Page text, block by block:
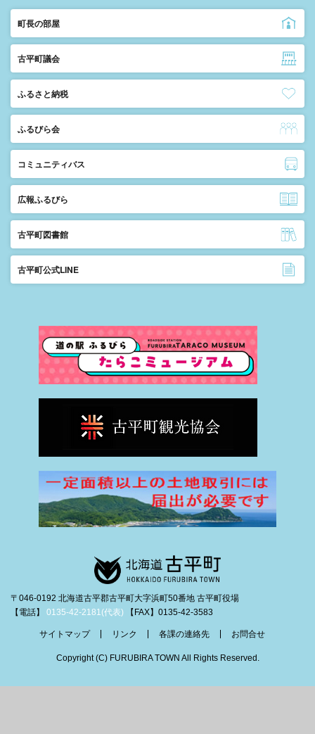
町長の部屋
古平町議会
ふるさと納税
ふるびら会
コミュニティバス
広報ふるびら
古平町図書館
古平町公式LINE
〒046-0192 北海道古平郡古平町大字浜町50番地 古平町役場
【電話】 0135-42-2181(代表) 【FAX】0135-42-3583
サイトマップ リンク 各課の連絡先 お問合せ
Copyright (C) FURUBIRA TOWN All Rights Reserved.